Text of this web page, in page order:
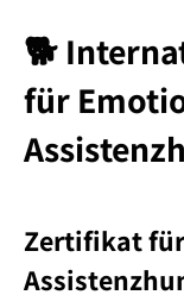
🐕
für
Zertifikat